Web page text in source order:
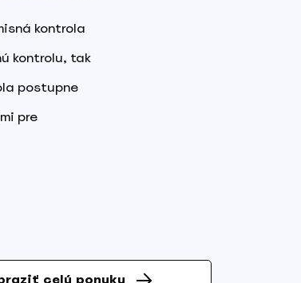
kontrola
kontrolu, tak
postupne
pre